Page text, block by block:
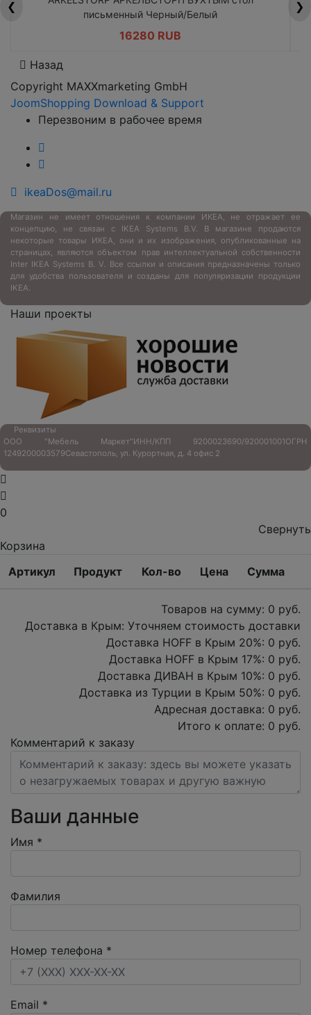
❮
письменный Черный/Белый
16280 RUB
❯
Назад
Copyright MAXXmarketing GmbH
JoomShopping Download & Support
Перезвоним в рабочее время
ikeaDos@mail.ru
Магазин не имеет отношения к компании ИКЕА, не отражает ее
концепцию, не связан с IKEA Systems B.V. В магазине продаются
некоторые товары ИКЕА, они и их изображения, опубликованные на
страницах, являются объектом прав интеллектуальной собственности
Inter IKEA Systems B. V. Все ссылки и описания предназначены только
для удобства пользователя и созданы для популяризации продукции
IKEA.
Наши проекты
Реквизиты
ООО "Мебель Маркет"ИНН/КПП 9200023690/920001001ОГРН
1249200003579Севастополь, ул. Курортная, д. 4 офис 2
0
Свернуть
Корзина
Артикул
Продукт Кол-во Цена Сумма
Товаров на сумму: 0 руб.
Доставка в Крым: Уточняем стоимость доставки
Доставка HOFF в Крым 20%: 0 руб.
Доставка HOFF в Крым 17%: 0 руб.
Доставка ДИВАН в Крым 10%: 0 руб.
Доставка из Турции в Крым 50%: 0 руб.
Адресная доставка: 0 руб.
Итого к оплате: 0 руб.
Комментарий к заказу
Ваши данные
Имя *
Фамилия
Номер телефона *
Email *